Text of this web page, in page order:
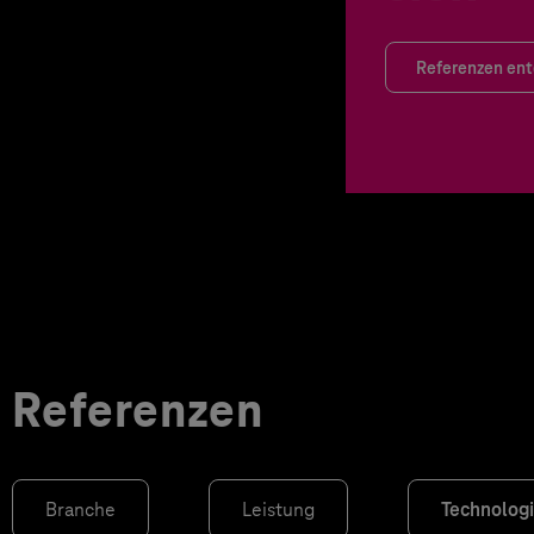
Referenzen
Referenzen
Branche Leistung